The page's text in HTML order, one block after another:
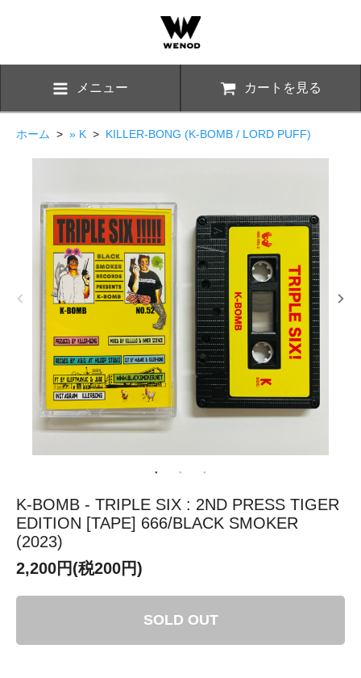
メニュー カートを見る
ホーム > » K > KILLER-BONG (K-BOMB / LORD PUFF)
K-BOMB - TRIPLE SIX : 2ND PRESS TIGER
EDITION [TAPE] 666/BLACK SMOKER
(2023)
2,200円(税200円)
SOLD OUT